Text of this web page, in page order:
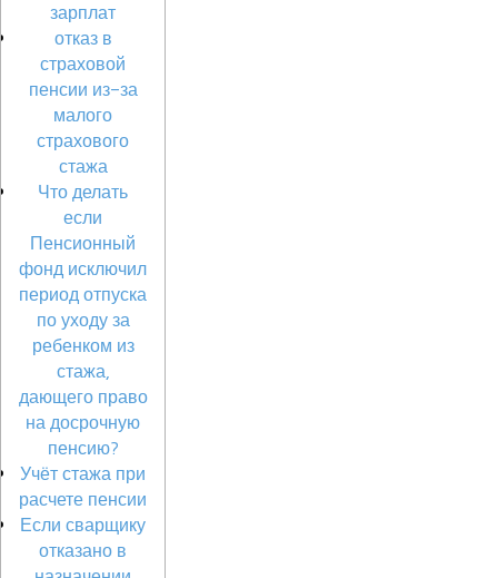
зарплат
отказ в
страховой
пенсии из-за
малого
страхового
стажа
Что делать
если
Пенсионный
фонд исключил
период отпуска
по уходу за
ребенком из
стажа,
дающего право
на досрочную
пенсию?
Учёт стажа при
расчете пенсии
Если сварщику
отказано в